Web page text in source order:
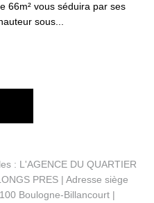
66m² vous séduira par ses
sous...
: L'AGENCE DU QUARTIER
PRES | Adresse siège
Boulogne-Billancourt |